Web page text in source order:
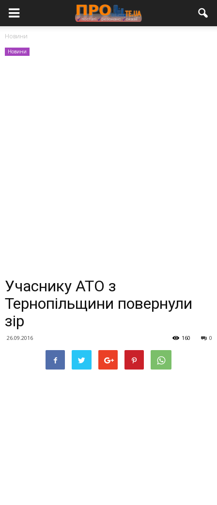
Новини
Новини
Учаснику АТО з
Тернопільщини повернули
зір
26.09.2016 0
160